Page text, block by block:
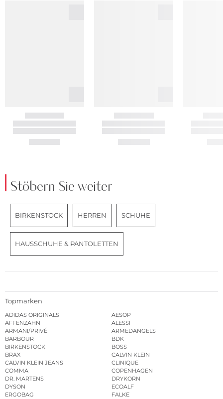
Stöbern Sie weiter
BIRKENSTOCK HERREN SCHUHE
HAUSSCHUHE & PANTOLETTEN
Topmarken
ADIDAS ORIGINALS
AESOP
AFFENZAHN
ALESSI
ARMANI/PRIVÉ
ARMEDANGELS
BARBOUR
BDK
BIRKENSTOCK
BOSS
BRAX
CALVIN KLEIN
CALVIN KLEIN JEANS
CLINIQUE
COMMA
COPENHAGEN
DR. MARTENS
DRYKORN
DYSON
ECOALF
ERGOBAG
FALKE